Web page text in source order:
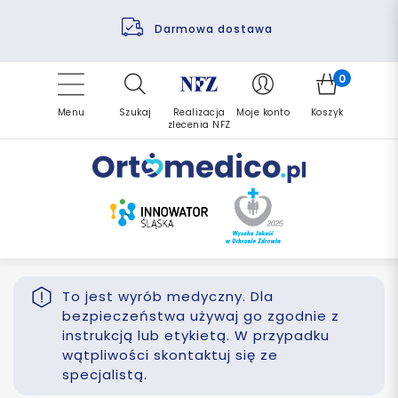
Darmowa dostawa
Pomoc fizjoterapeuty
Finansowanie PFRON
Refundacja NFZ
Zrealizuj zlecenie ponownie
Menu Szukaj
Realizacja
zlecenia NFZ
Moje konto
0
Koszyk
To jest wyrób medyczny. Dla
bezpieczeństwa używaj go zgodnie z
instrukcją lub etykietą. W przypadku
wątpliwości skontaktuj się ze
specjalistą.